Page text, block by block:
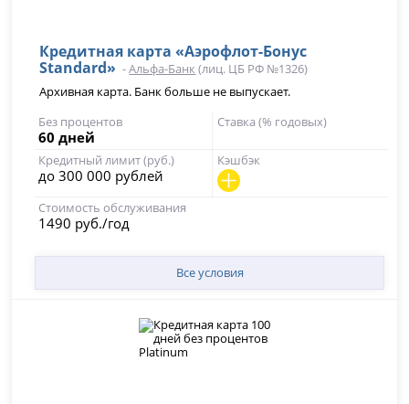
Кредитная карта «Аэрофлот-Бонус
Standard» -Альфа-Банк (лиц. ЦБ РФ №1326)
Архивная карта. Банк больше не выпускает.
Без процентов
60 дней​
Ставка (% годовых)
Кредитный лимит (руб.)
до 300 000 рублей
Кэшбэк
Стоимость обслуживания
1490 руб./год
Все условия